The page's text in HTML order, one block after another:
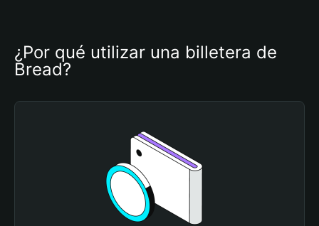
¿Por qué utilizar una billetera de
Bread?